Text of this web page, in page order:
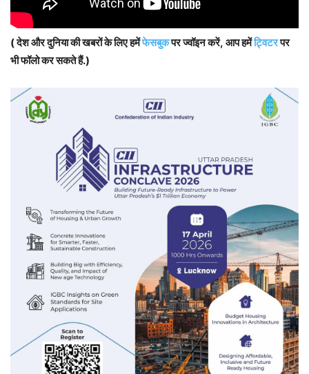
( देश और दुनिया की खबरों के लिए हमेंफेसबुकपर ज्वॉइन करें, आप हमेंट्विटरपर
भी फॉलो कर सकते हैं.)